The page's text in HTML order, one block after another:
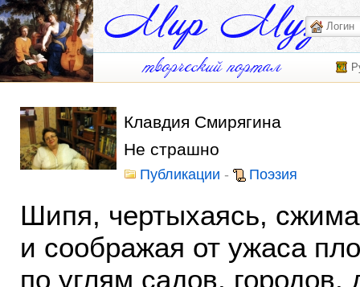
Клавдия Смирягина
Не страшно
Публикации - Поэзия
Шипя, чертыхаясь,
и соображая от ужаса
по углям садов, городов,